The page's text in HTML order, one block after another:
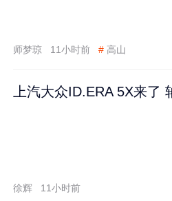
师梦琼 11小时前 # 高山
上汽大众ID.ERA 5X来了
徐辉 11小时前